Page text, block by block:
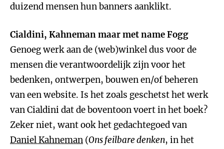
duizend mensen hun banners aanklikt.
Cialdini, Kahneman maar met name Fogg
Genoeg werk aan de (web)winkel dus voor de
mensen die verantwoordelijk zijn voor het
bedenken, ontwerpen, bouwen en/of beheren
van een website. Is het zoals geschetst het werk
van Cialdini dat de boventoon voert in het boek?
Zeker niet, want ook het gedachtegoed van
Daniel Kahneman (Ons feilbare denken, in het